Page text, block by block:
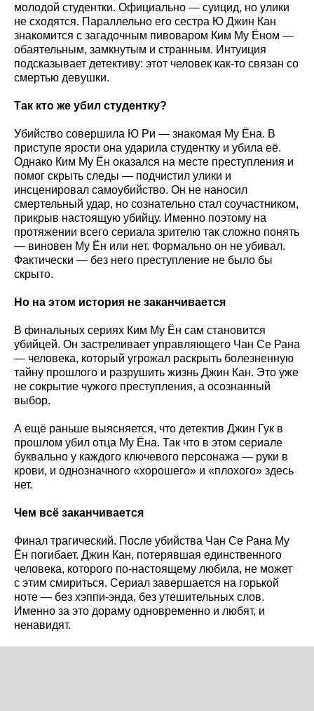
молодой студентки. Официально — суицид, но улики
не сходятся. Параллельно его сестра Ю Джин Кан
знакомится с загадочным пивоваром Ким Му Ёном —
обаятельным, замкнутым и странным. Интуиция
подсказывает детективу: этот человек как-то связан со
смертью девушки.
Так кто же убил студентку?
Убийство совершила Ю Ри — знакомая Му Ёна. В
приступе ярости она ударила студентку и убила её.
Однако Ким Му Ён оказался на месте преступления и
помог скрыть следы — подчистил улики и
инсценировал самоубийство. Он не наносил
смертельный удар, но сознательно стал соучастником,
прикрыв настоящую убийцу. Именно поэтому на
протяжении всего сериала зрителю так сложно понять
— виновен Му Ён или нет. Формально он не убивал.
Фактически — без него преступление не было бы
скрыто.
Но на этом история не заканчивается
В финальных сериях Ким Му Ён сам становится
убийцей. Он застреливает управляющего Чан Се Рана
— человека, который угрожал раскрыть болезненную
тайну прошлого и разрушить жизнь Джин Кан. Это уже
не сокрытие чужого преступления, а осознанный
выбор.
А ещё раньше выясняется, что детектив Джин Гук в
прошлом убил отца Му Ёна. Так что в этом сериале
буквально у каждого ключевого персонажа — руки в
крови, и однозначного «хорошего» и «плохого» здесь
нет.
Чем всё заканчивается
Финал трагический. После убийства Чан Се Рана Му
Ён погибает. Джин Кан, потерявшая единственного
человека, которого по-настоящему любила, не может
с этим смириться. Сериал завершается на горькой
ноте — без хэппи-энда, без утешительных слов.
Именно за это дораму одновременно и любят, и
ненавидят.